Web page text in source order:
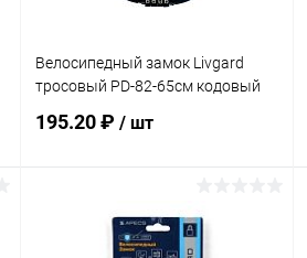
Велосипедный замок Livgard
тросовый PD-82-65см кодовый
195.20 ₽ / шт
В корзину